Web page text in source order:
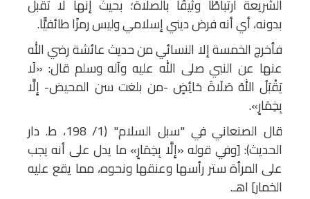
الشريعة ارتباطًا وثيقًا بالصلاة؛ بحيث إنها لا تقبل
بدونه، أي أنه فرض ديني إسلامي وليس رمزًا طائفيًّا.
فأخرج الخمسة إلا النسائي من حديث عائشة رضي الله
عنها عن النبي صلى الله عليه وآله وسلم قال: «لَا
يَقْبَلُ اللهُ صَلَاةَ حَائِضٍ -من بلغت سن المحيض- إِلَّا
بِخِمَارٍ».
قال الصنعاني في "سبل السلام" (1/ 198، ط. دار
الحديث): [وفي قوله «إِلَّا بِخِمَارٍ» ما يدل على أنه يجب
على المرأة ستر رأسها وعنقها ونحوه، مما يقع عليه
الخمار] اهـ.